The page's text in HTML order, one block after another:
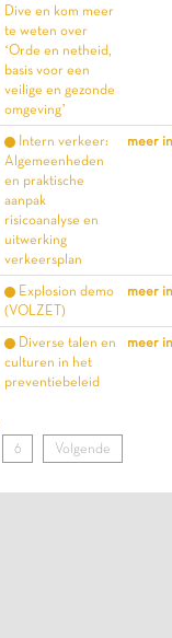
Dive en kom meer
te weten over
‘Orde en netheid,
basis voor een
veilige en gezonde
omgeving’
Intern verkeer:
Algemeenheden
en praktische
aanpak
risicoanalyse en
uitwerking
verkeersplan
meer
Explosion demo
(VOLZET)
meer
Diverse talen en
culturen in het
preventiebeleid
meer
6 Volgende